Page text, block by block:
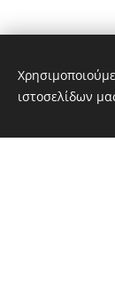
ιστοσελίδων